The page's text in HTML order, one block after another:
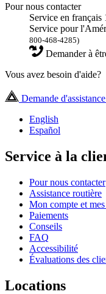
Pour nous contacter
Service en
Service pour
800-468-4285)
Demander à
Vous avez besoin d'aide?
Demande
English
Español
Service à la
Pour nous contacter
Assistance routière
Mon compte et
Paiements
Conseils
FAQ
Accessibilité
Évaluations des
Locations